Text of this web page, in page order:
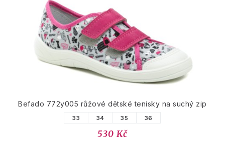
Befado 772y005 růžové dětské tenisky na suchý zip
33 34 35 36
530 Kč